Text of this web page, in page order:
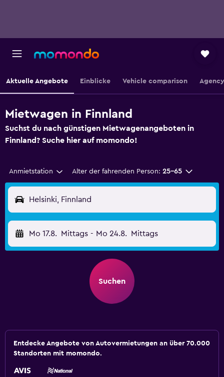
Aktuelle Angebote Einblicke Vehicle comparison
Mietwagen in Finnland
Suchst du nach günstigen Mietwagenangeboten in
Finnland? Suche hier auf momondo!
Anmietstation Alter der fahrenden Person: 25-65
Helsinki, Finnland
Mo 17.8. Mittags - Mo 24.8. Mittags
Suchen
Entdecke Angebote von Autovermietungen an über 70.000
Standorten mit momondo.